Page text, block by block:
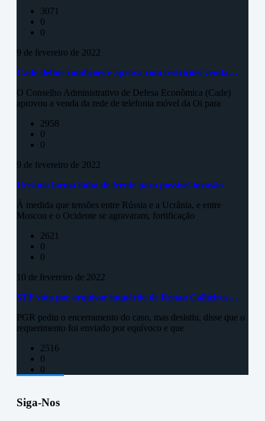
3071
0
0
9 de fevereiro de 2022
Cade define condições e aprova com restrições venda…
O Conselho Administrativo de Defesa Econômica (Cade)
aprovou a venda da rede de telefonia móvel da Oi para
2958
0
0
9 de fevereiro de 2022
Ucrânia forma linha de frente para possível invasão
À medida que tensões entre Rússia e a Ucrânia, e entre
Moscou e o Ocidente se agravaram, fortificação
2621
0
0
10 de fevereiro de 2022
STF vota por arquivar inquérito de Renan Calheiros…
PGR pediu o encerramento do caso, mas desistiu, disse que o
requerimento foi enviado por equívoco e que
2516
0
0
Siga-Nos